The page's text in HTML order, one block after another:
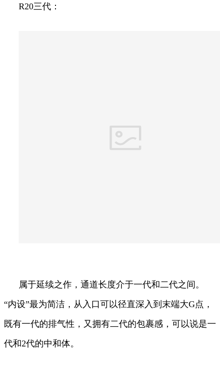
R20三代：
属于延续之作，通道长度介于一代和二代之间。
“内设”最为简洁，从入口可以径直深入到末端大G点，
既有一代的排气性，又拥有二代的包裹感，可以说是一
代和2代的中和体。